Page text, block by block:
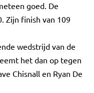
goed. De
Zijn finish van 109
wedstrijd van de
het dan op tegen
Chisnall en Ryan De